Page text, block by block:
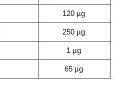
120 µg
250 µg
1 µg
65 µg